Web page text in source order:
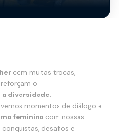
com muitas trocas,
o
diversidade.
momentos de diálogo e
feminino com nossas
desafios e